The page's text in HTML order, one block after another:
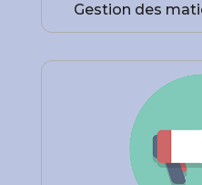
Gestion des